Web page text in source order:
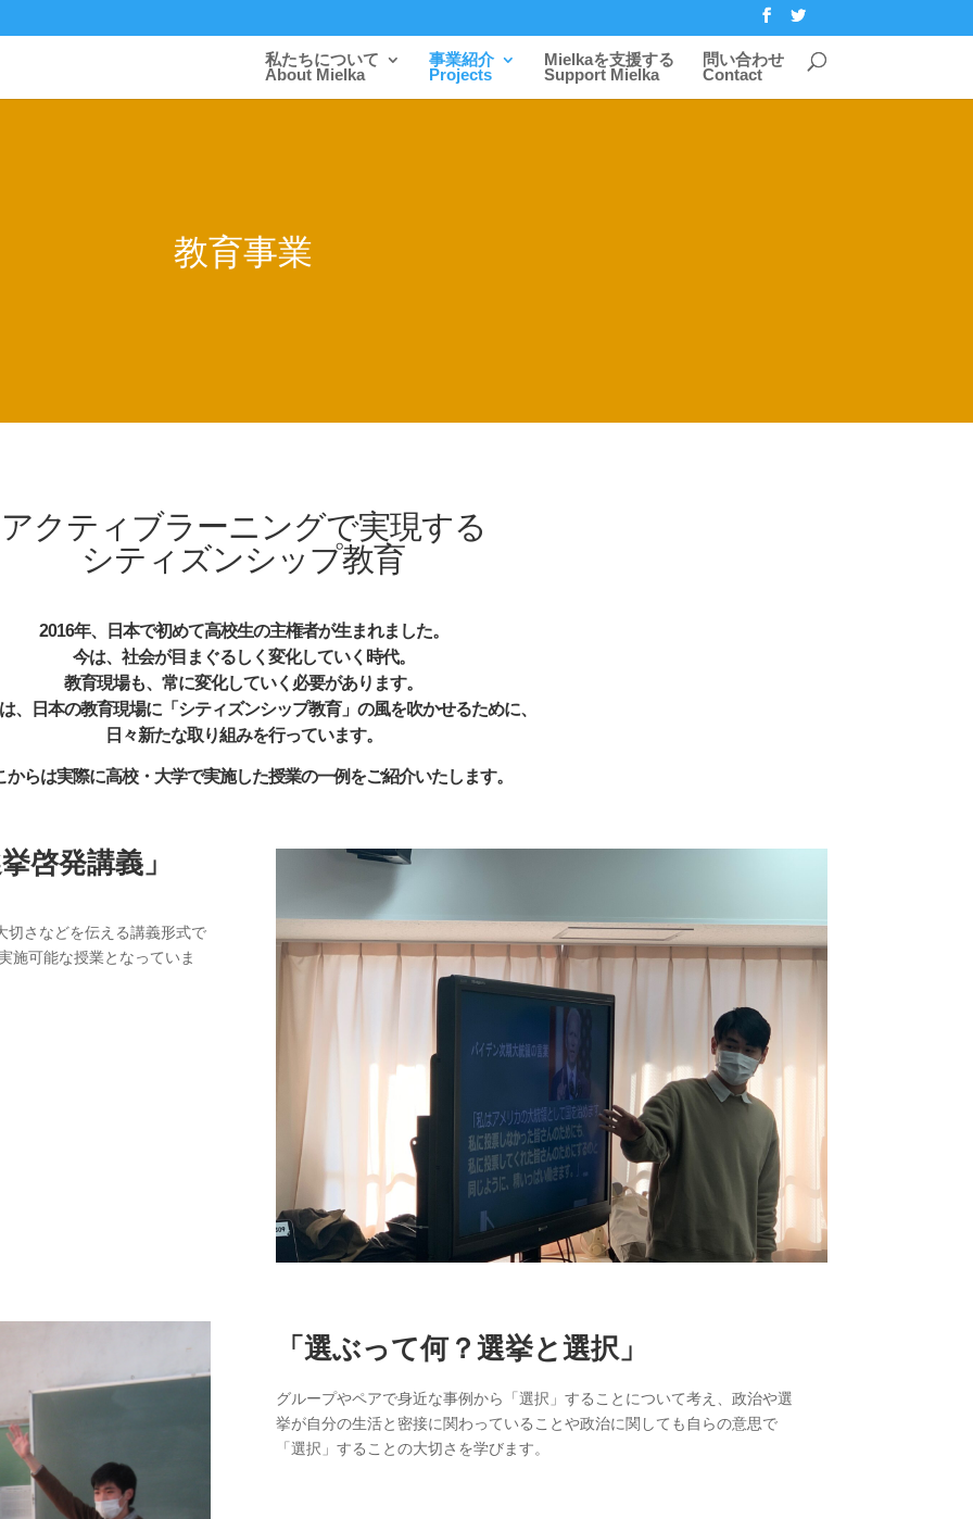
私たちについて
About Mielka
事業紹介
Projects
Mielkaを支援する
Support Mielka
問い合わせ
Contact
教育事業
アクティブラーニングで実現する
シティズンシップ教育
2016年、日本で初めて高校生の主権者が生まれました。
今は、社会が目まぐるしく変化していく時代。
教育現場も、常に変化していく必要があります。
、日本の教育現場に「シティズンシップ教育」の風を吹かせるために、
日々新たな取り組みを行っています。
からは実際に高校・大学で実施した授業の一例をご紹介いたします。
啓発講義」
切さなどを伝える講義形式で
施可能な授業となっていま
「選ぶって何？選挙と選択」
グループやペアで身近な事例から「選択」することについて考え、政治や選
挙が自分の生活と密接に関わっていることや政治に関しても自らの意思で
「選択」することの大切さを学びます。